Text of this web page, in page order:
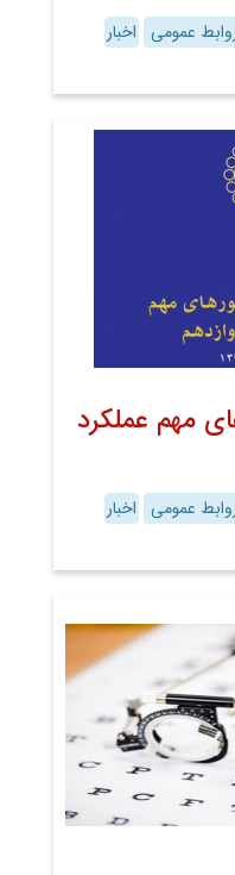
عمومی اخبار
مهم عملکرد
عمومی اخبار